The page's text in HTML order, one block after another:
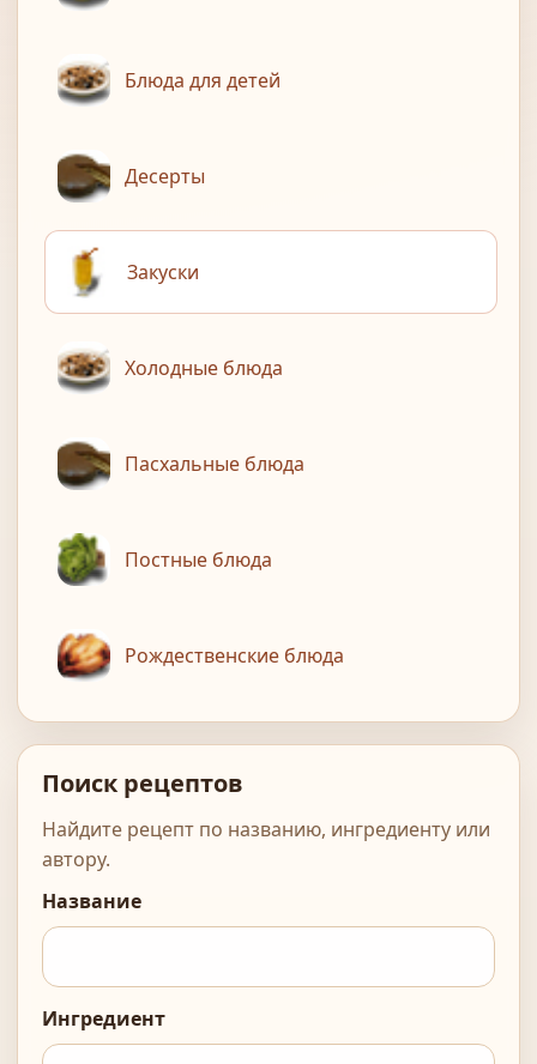
Блюда для детей
Десерты
Закуски
Холодные блюда
Пасхальные блюда
Постные блюда
Рождественские блюда
Поиск рецептов
Найдите рецепт по названию, ингредиенту или
автору.
Название
Ингредиент